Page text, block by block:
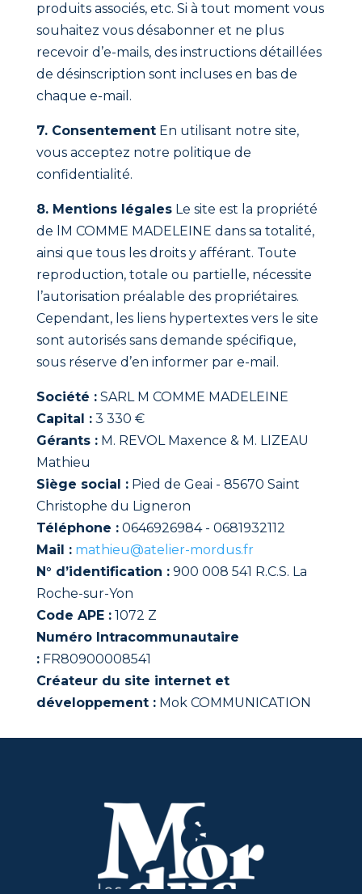
produits associés, etc. Si à tout moment vous
souhaitez vous désabonner et ne plus
recevoir d’e-mails, des instructions détaillées
de désinscription sont incluses en bas de
chaque e-mail.
7. ConsentementEn utilisant notre site,
vous acceptez notre politique de
confidentialité.
8. Mentions légalesLe site est la propriété
de lM COMME MADELEINE dans sa totalité,
ainsi que tous les droits y afférant. Toute
reproduction, totale ou partielle, nécessite
l’autorisation préalable des propriétaires.
Cependant, les liens hypertextes vers le site
sont autorisés sans demande spécifique,
sous réserve d’en informer par e-mail.
Société :SARL M COMME MADELEINE
Capital :3 330 €
Gérants :M. REVOL Maxence & M. LIZEAU
Mathieu
Siège social :Pied de Geai - 85670 Saint
Christophe du Ligneron
Téléphone :0646926984 - 0681932112
Mail : mathieu@atelier-mordus.fr
N° d’identification :900 008 541 R.C.S. La
Roche-sur-Yon
Code APE :1072 Z
Numéro Intracommunautaire
:FR80900008541
Créateur du site internet et
développement :Mok COMMUNICATION